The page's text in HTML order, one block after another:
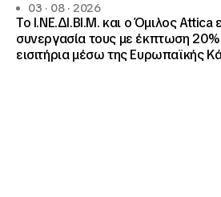
03 · 08 · 2026
Το Ι.ΝΕ.ΔΙ.ΒΙ.Μ. και o Όμιλος Attica
συνεργασία τους με έκπτωση
εισιτήρια μέσω της Ευρωπαϊκής